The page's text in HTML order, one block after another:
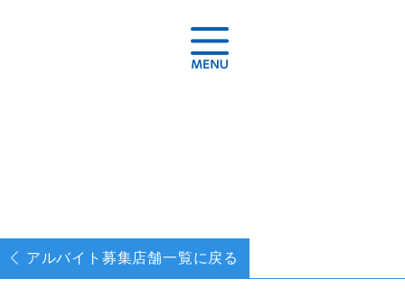
アルバイト募集店舗一覧に戻る